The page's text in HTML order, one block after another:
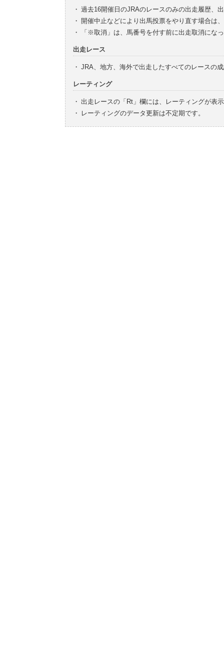
・ 過去16開催日のJRAのレースのみの出走履歴、
・ 開催中止などにより出馬投票をやり直す場合は
・
「※取消」は、馬番号を付す前に出走取消にな
出走レース
・ JRA、地方、海外で出走したすべてのレースの
レーティング
・ 出走レースの「Rt」欄には、レーティングが表
・
レーティングのデータ更新は不定期です。